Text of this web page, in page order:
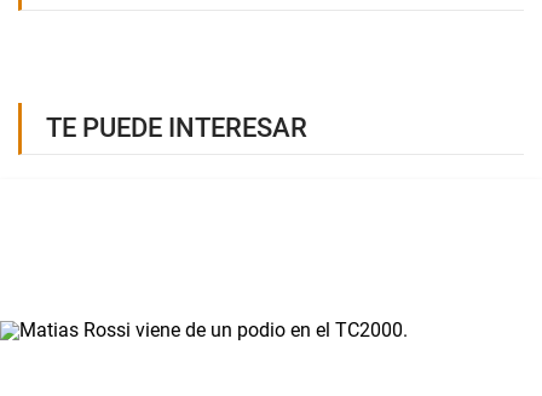
TE PUEDE INTERESAR